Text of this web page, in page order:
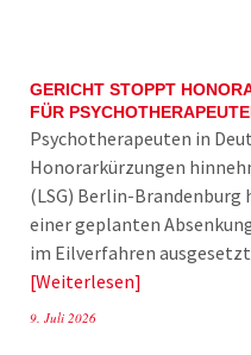
GERICHT STOPPT
FÜR
Psychotherapeuten in
Honorarkürzungen
(LSG) Berlin-
einer geplanten
im Eilverfahren
Weiterlesen
9. Juli 2026